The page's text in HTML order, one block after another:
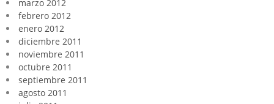
marzo 2012
febrero 2012
enero 2012
diciembre 2011
noviembre 2011
octubre 2011
septiembre 2011
agosto 2011